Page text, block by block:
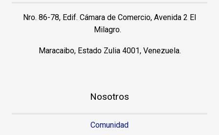
Nro. 86-78, Edif. Cámara de Comercio, Avenida 2 El
Milagro.
Maracaibo, Estado Zulia 4001, Venezuela.
Nosotros
Comunidad